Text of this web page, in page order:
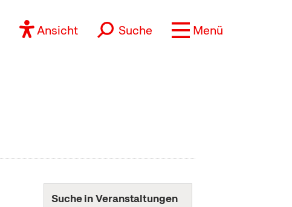
Ansicht Suche Menü
Suche in Veranstaltungen